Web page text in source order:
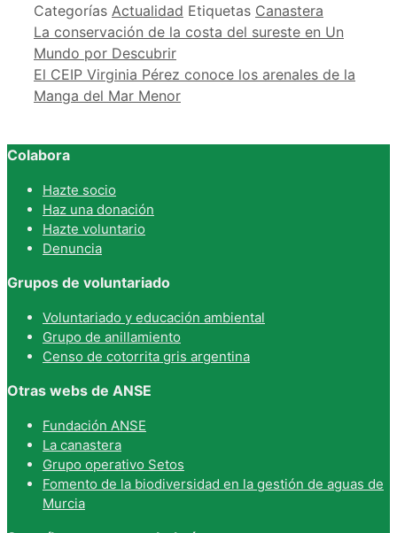
Categorías Actualidad Etiquetas Canastera
La conservación de la costa del sureste en Un
Mundo por Descubrir
El CEIP Virginia Pérez conoce los arenales de la
Manga del Mar Menor
Colabora
Hazte socio
Haz una donación
Hazte voluntario
Denuncia
Grupos de voluntariado
Voluntariado y educación ambiental
Grupo de anillamiento
Censo de cotorrita gris argentina
Otras webs de ANSE
Fundación ANSE
La canastera
Grupo operativo Setos
Fomento de la biodiversidad en la gestión de aguas de
Murcia